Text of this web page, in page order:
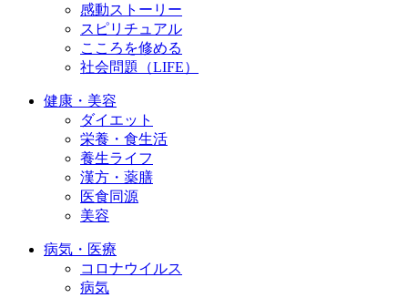
感動ストーリー
スピリチュアル
こころを修める
社会問題（LIFE）
健康・美容
ダイエット
栄養・食生活
養生ライフ
漢方・薬膳
医食同源
美容
病気・医療
コロナウイルス
病気